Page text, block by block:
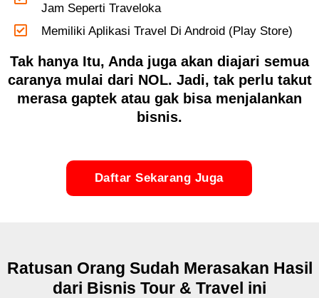
Jam Seperti Traveloka
Memiliki Aplikasi Travel Di Android (Play Store)
Tak hanya Itu, Anda juga akan diajari semua
caranya mulai dari NOL. Jadi, tak perlu takut
merasa gaptek atau gak bisa menjalankan
bisnis.
Daftar Sekarang Juga
Ratusan Orang Sudah Merasakan Hasil
dari Bisnis Tour & Travel ini